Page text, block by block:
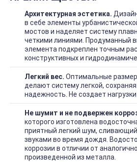
Архитектурная эстетика.
в себе элементы
мостов и наделяет систему
четкими линиями. Продуманный
элемента подкреплен точным
конструктивных и
Легкий вес. Оптимальные
делают систему легкой,
надежность. Не создает
Не шумит и не подвержен
которого изготовлена
приятный легкий шум,
звуками во время дождя.
коррозии в отличии от
произведенной из металла.